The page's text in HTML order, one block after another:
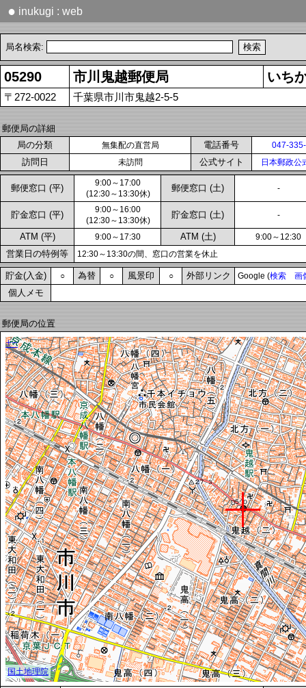
● inukugi : web
局名検索:
05290 市川鬼越郵便局 いち
〒272-0022 千葉県市川市鬼越2-5-5
郵便局の詳細
局の分類
無集配の直営局 電話番号 047-
訪問日 未訪問 公式サイト 日本郵政公
郵便窓口 (平)
9:00～17:00
(12:30～13:30休)
郵便窓口 (土) -
貯金窓口 (平)
9:00～16:00
(12:30～13:30休)
貯金窓口 (土) -
ATM (平) 9:00～17:30 ATM (土) 9:00～12:30
営業日の特例等 12:30～13:30の間、窓口の営業を休止
貯金(入金) ○ 為替 ○ 風景印 ○ 外部リンク Google (検索 画
個人メモ
郵便局の位置